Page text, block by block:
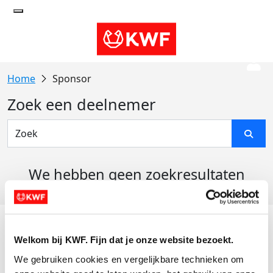
Welkom bij KWF. Fijn dat je onze website bezoekt.
We gebruiken cookies en vergelijkbare technieken om
Sponsor
Zoek een deelnemer
We hebben geen zoekresultaten
Actiematerialen
Evenementen